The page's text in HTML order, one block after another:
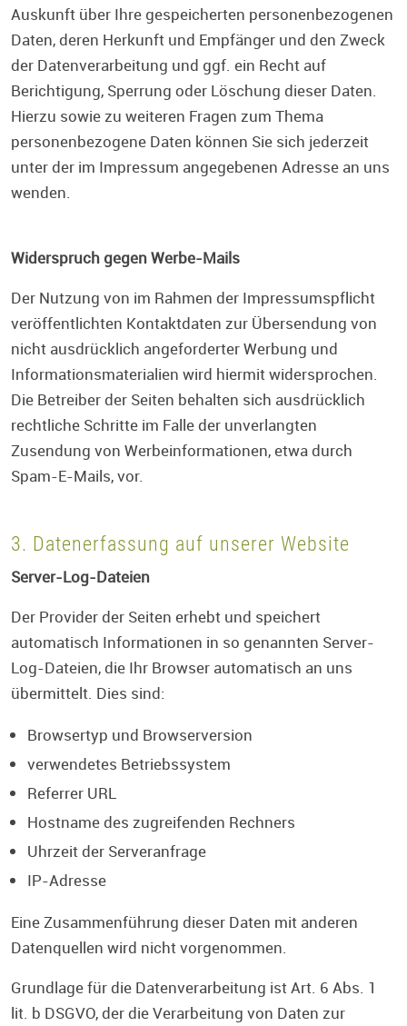
Auskunft über Ihre gespeicherten personenbezogenen
Daten, deren Herkunft und Empfänger und den Zweck
der Datenverarbeitung und ggf. ein Recht auf
Berichtigung, Sperrung oder Löschung dieser Daten.
Hierzu sowie zu weiteren Fragen zum Thema
personenbezogene Daten können Sie sich jederzeit
unter der im Impressum angegebenen Adresse an uns
wenden.
Widerspruch gegen Werbe-Mails
Der Nutzung von im Rahmen der Impressumspflicht
veröffentlichten Kontaktdaten zur Übersendung von
nicht ausdrücklich angeforderter Werbung und
Informationsmaterialien wird hiermit widersprochen.
Die Betreiber der Seiten behalten sich ausdrücklich
rechtliche Schritte im Falle der unverlangten
Zusendung von Werbeinformationen, etwa durch
Spam-E-Mails, vor.
3. Datenerfassung auf unserer Website
Server-Log-Dateien
Der Provider der Seiten erhebt und speichert
automatisch Informationen in so genannten Server-
Log-Dateien, die Ihr Browser automatisch an uns
übermittelt. Dies sind:
Browsertyp und Browserversion
verwendetes Betriebssystem
Referrer URL
Hostname des zugreifenden Rechners
Uhrzeit der Serveranfrage
IP-Adresse
Eine Zusammenführung dieser Daten mit anderen
Datenquellen wird nicht vorgenommen.
Grundlage für die Datenverarbeitung ist Art. 6 Abs. 1
lit. b DSGVO, der die Verarbeitung von Daten zur